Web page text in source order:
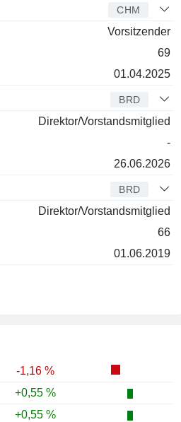
-1,16 %
+0,55 %
+0,55 %
CHM
Vorsitzender
69
01.04.2025
BRD
Direktor/Vorstandsmitglied
-
26.06.2026
BRD
Direktor/Vorstandsmitglied
66
01.06.2019